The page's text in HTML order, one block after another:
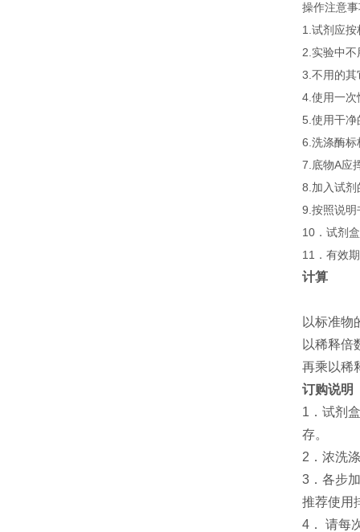
操作注意
1.试剂应
2.实验中
3.不用的其
4.使用一次
5.使用干净
6.洗涤酶标
7.底物A应
8.加入试剂
9.按照说明
10．试剂
11．有效
计算
以标准物
以稀释倍
再乘以稀
订购说明
1．试剂
存。
2．浓洗
3．各步
推荐使用
4． 请每